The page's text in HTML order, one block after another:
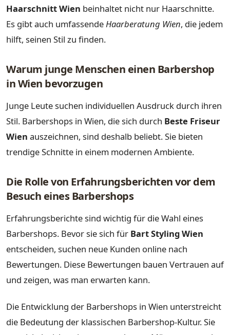
Haarschnitt Wien beinhaltet nicht nur Haarschnitte.
Es gibt auch umfassendeHaarberatung Wien, die jedem
hilft, seinen Stil zu finden.
Warum junge Menschen einen Barbershop
in Wien bevorzugen
Junge Leute suchen individuellen Ausdruck durch ihren
Stil. Barbershops in Wien, die sich durch Beste Friseur
Wien auszeichnen, sind deshalb beliebt. Sie bieten
trendige Schnitte in einem modernen Ambiente.
Die Rolle von Erfahrungsberichten vor dem
Besuch eines Barbershops
Erfahrungsberichte sind wichtig für die Wahl eines
Barbershops. Bevor sie sich für Bart Styling Wien
entscheiden, suchen neue Kunden online nach
Bewertungen. Diese Bewertungen bauen Vertrauen auf
und zeigen, was man erwarten kann.
Die Entwicklung der Barbershops in Wien unterstreicht
die Bedeutung der klassischen Barbershop-Kultur. Sie